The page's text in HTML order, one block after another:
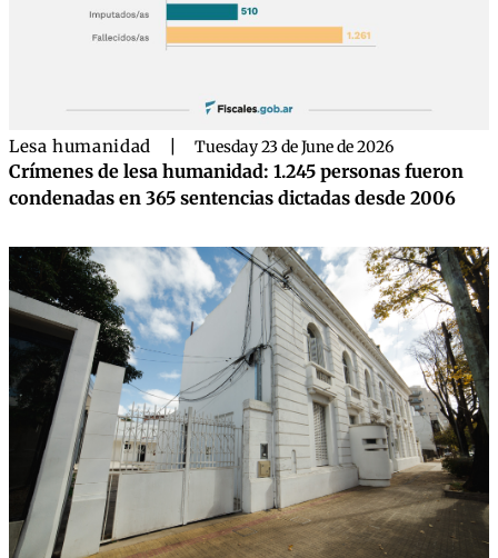
Lesa humanidad Tuesday 23 de June de 2026
Crímenes de lesa humanidad: 1.245 personas fueron
condenadas en 365 sentencias dictadas desde 2006